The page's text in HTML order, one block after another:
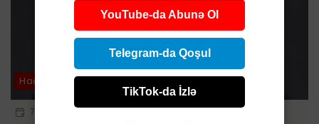
Hadisə
7 AVQ 2026 | 12:14
YouTube-da Abunə Ol
Telegram-da Qoşul
TikTok-da İzlə